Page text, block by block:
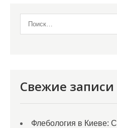
Свежие записи
Флебология в Киеве: